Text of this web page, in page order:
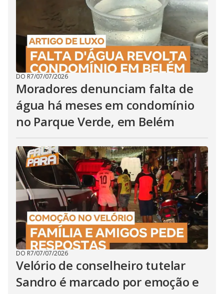
DO R7/07/07/2026
Moradores denunciam falta de
água há meses em condomínio
no Parque Verde, em Belém
DO R7/07/07/2026
Velório de conselheiro tutelar
Sandro é marcado por emoção e